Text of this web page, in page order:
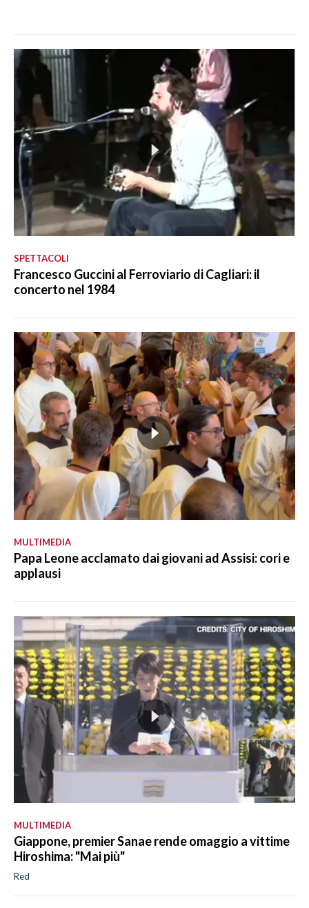
SPETTACOLI
Francesco Guccini al Ferroviario di Cagliari: il
concerto nel 1984
MULTIMEDIA
Papa Leone acclamato dai giovani ad Assisi: cori e
applausi
MULTIMEDIA
Giappone, premier Sanae rende omaggio a vittime
Hiroshima: "Mai più"
Red